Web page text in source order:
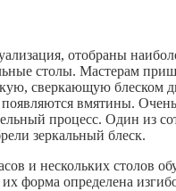
отобраны
столы. Мастерам
сверкающую блеском
вмятины.
процесс. Один из
зеркальный блеск.
и нескольких столов
форма определена